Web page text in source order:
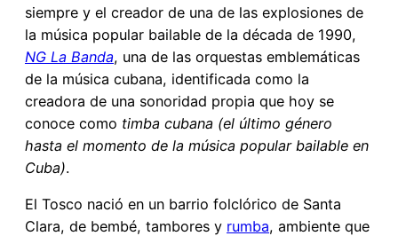
siempre y el creador de una de las explosiones de
la música popular bailable de la década de 1990,
NG La Banda, una de las orquestas emblemáticas
de la música cubana, identificada como la
creadora de una sonoridad propia que hoy se
conoce como timba cubana (el último género
hasta el momento de la música popular bailable en
Cuba).
El Tosco nació en un barrio folclórico de Santa
Clara, de bembé, tambores y rumba, ambiente que